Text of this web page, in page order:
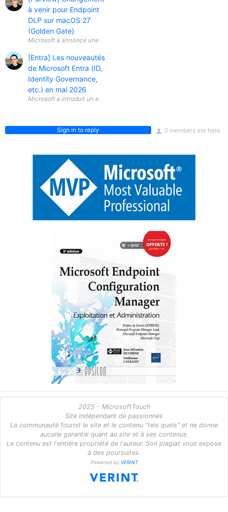
à venir pour Endpoint
DLP sur macOS 27
(Golden Gate)
Microsoft a annoncé une évolution importante concernant Microsoft
[Entra] Les nouveautés
de Microsoft Entra (ID,
Identity Governance,
etc.) en mai 2026
0 members are here
Sign in to reply
2025 - MicrosoftTouch
Site indépendant de passionnés
La communauté fournit le site et le contenu "tels quels" et ne donne
aucune garantie quant au site et à ses contenus.
Le contenu est l'entière propriété de l'auteur. Son plagiat vous expose
à des poursuites.
Powered by VERINT